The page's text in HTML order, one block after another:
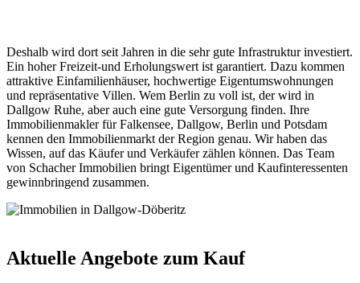
Deshalb wird dort seit Jahren in die sehr gute Infrastruktur investiert.
Ein hoher Freizeit-und Erholungswert ist garantiert. Dazu kommen
attraktive Einfamilienhäuser, hochwertige Eigentumswohnungen
und repräsentative Villen. Wem Berlin zu voll ist, der wird in
Dallgow Ruhe, aber auch eine gute Versorgung finden. Ihre
Immobilienmakler für Falkensee, Dallgow, Berlin und Potsdam
kennen den Immobilienmarkt der Region genau. Wir haben das
Wissen, auf das Käufer und Verkäufer zählen können. Das Team
von Schacher Immobilien bringt Eigentümer und Kaufinteressenten
gewinnbringend zusammen.
Aktuelle Angebote zum Kauf